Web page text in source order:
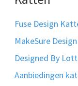
Fuse Design
MakeSure
Designed By
Aanbiedingen